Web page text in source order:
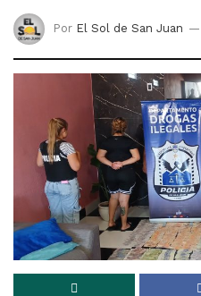
Por El Sol de San Juan